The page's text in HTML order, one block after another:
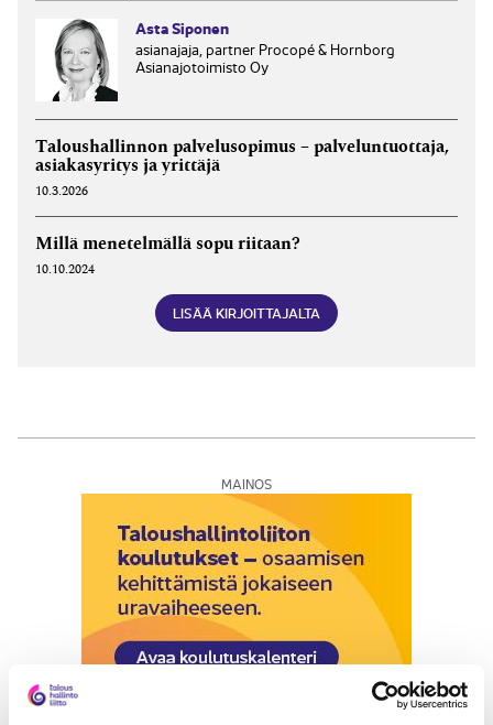
Asta Siponen
asianajaja, partner Procopé & Hornborg
Asianajotoimisto Oy
Taloushallinnon palvelusopimus – palveluntuottaja,
asiakasyritys ja yrittäjä
10.3.2026
Millä menetelmällä sopu riitaan?
10.10.2024
LISÄÄ KIRJOITTAJALTA
MAINOS